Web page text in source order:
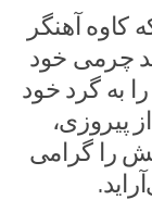
آهنگر
چرمی خود
به گرد خود
پیروزی،
را گرامی